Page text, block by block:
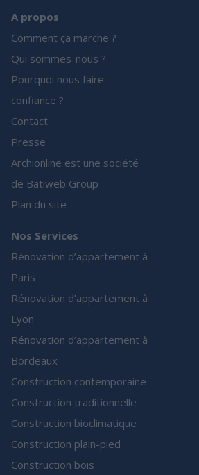
A propos
Comment ça marche ?
Qui sommes-nous ?
Pourquoi nous faire
confiance ?
Contact
Presse
Archionline est une société
de Batiweb Group
Plan du site
Nos Services
Rénovation d’appartement à
Paris
Rénovation d’appartement à
Lyon
Rénovation d’appartement à
Bordeaux
Construction contemporaine
Construction traditionnelle
Construction bioclimatique
Construction plain-pied
Construction bois